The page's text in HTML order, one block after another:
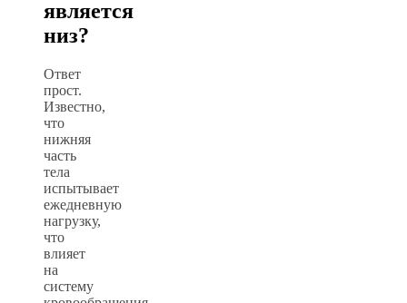
является
низ?
Ответ
прост.
Известно,
что
нижняя
часть
тела
испытывает
ежедневную
нагрузку,
что
влияет
на
систему